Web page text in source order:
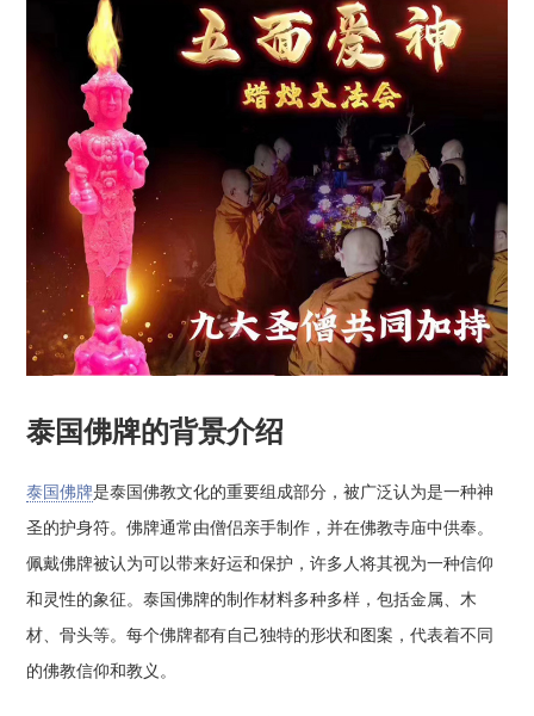
泰国佛牌的背景介绍
泰国佛牌是泰国佛教文化的重要组成部分，被广泛认为是一种神
圣的护身符。佛牌通常由僧侣亲手制作，并在佛教寺庙中供奉。
佩戴佛牌被认为可以带来好运和保护，许多人将其视为一种信仰
和灵性的象征。泰国佛牌的制作材料多种多样，包括金属、木
材、骨头等。每个佛牌都有自己独特的形状和图案，代表着不同
的佛教信仰和教义。